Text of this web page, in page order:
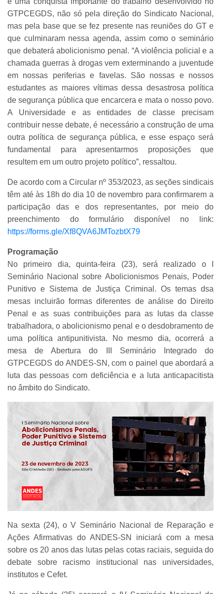
GTPCEGDS, não só pela direção do Sindicato Nacional,
mas pela base que se fez presente nas reuniões do GT e
que culminaram nessa agenda, assim como o seminário
que debaterá abolicionismo penal. “A violência policial e a
chamada guerras à drogas vem exterminando a juventude
em nossas periferias e favelas. São nossas e nossos
estudantes as maiores vítimas dessa desastrosa política
de segurança pública que encarcera e mata o nosso povo.
A Universidade e as entidades de classe precisam
contribuir nesse debate, é necessário a construção de uma
outra política de segurança pública, e esse espaço será
fundamental para apresentarmos proposições que
resultem em um outro projeto político”, ressaltou.
De acordo com a Circular nº 353/2023, as seções sindicais
têm até às 18h do dia 10 de novembro para confirmarem a
participação das e dos representantes, por meio do
preenchimento do formulário disponível no link:
https://forms.gle/Xf8QVA6JMTozbtX79
Programação
No primeiro dia, quinta-feira (23), será realizado o I
Seminário Nacional sobre Abolicionismos Penais, Poder
Punitivo e Sistema de Justiça Criminal. Os temas dsa
mesas incluirão formas diferentes de análise do Direito
Penal e as suas contribuições para as lutas da classe
trabalhadora, o abolicionismo penal e o desdobramento de
uma política antipunitivista. No mesmo dia, ocorrerá a
mesa de Abertura do III Seminário Integrado do
GTPCEGDS do ANDES-SN, com o painel que abordará a
luta das pessoas com deficiência e a luta anticapacitista
no âmbito do Sindicato.
Na sexta (24), o V Seminário Nacional de Reparação e
Ações Afirmativas do ANDES-SN iniciará com a mesa
sobre os 20 anos das lutas pelas cotas raciais, seguida do
debate sobre racismo institucional nas universidades,
institutos e Cefet.